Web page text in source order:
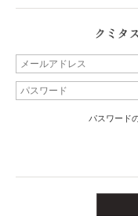
パスワード